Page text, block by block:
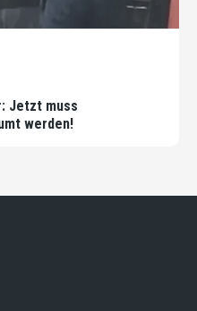
Jetzt muss
werden!